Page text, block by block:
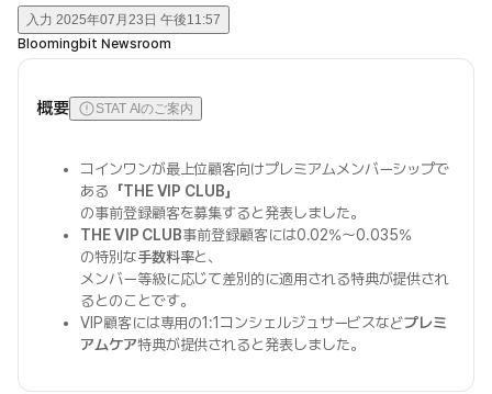
入力 2025年07月23日 午後11:57
Bloomingbit Newsroom
概要 STAT AIのご案内
コインワンが最上位顧客向けプレミアムメンバーシップで
ある 「THE VIP CLUB」
の事前登録顧客を募集すると発表しました。
THE VIP CLUB事前登録顧客には0.02%～0.035%
の特別な手数料率と、
メンバー等級に応じて差別的に適用される特典が提供され
るとのことです。
VIP顧客には専用の1:1コンシェルジュサービスなどプレミ
アムケア特典が提供されると発表しました。